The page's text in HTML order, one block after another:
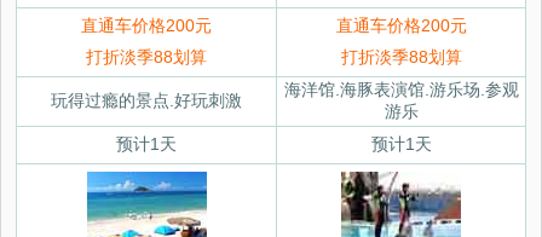
直通车价格200元
打折淡季88划算
直通车价格200元
打折淡季88划算
玩得过瘾的景点.好玩刺激
海洋馆.海豚表演馆.游乐场.参观
游乐
预计1天
预计1天